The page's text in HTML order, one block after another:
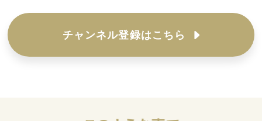
チャンネル登録はこちら